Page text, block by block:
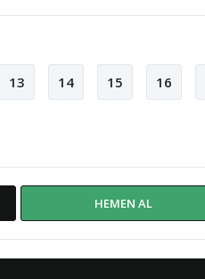
13 14 15 16
HEMEN AL